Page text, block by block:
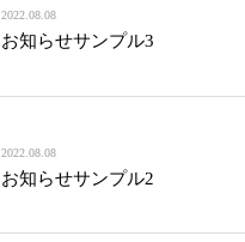
2022.08.08
お知らせサンプル3
2022.08.08
お知らせサンプル2